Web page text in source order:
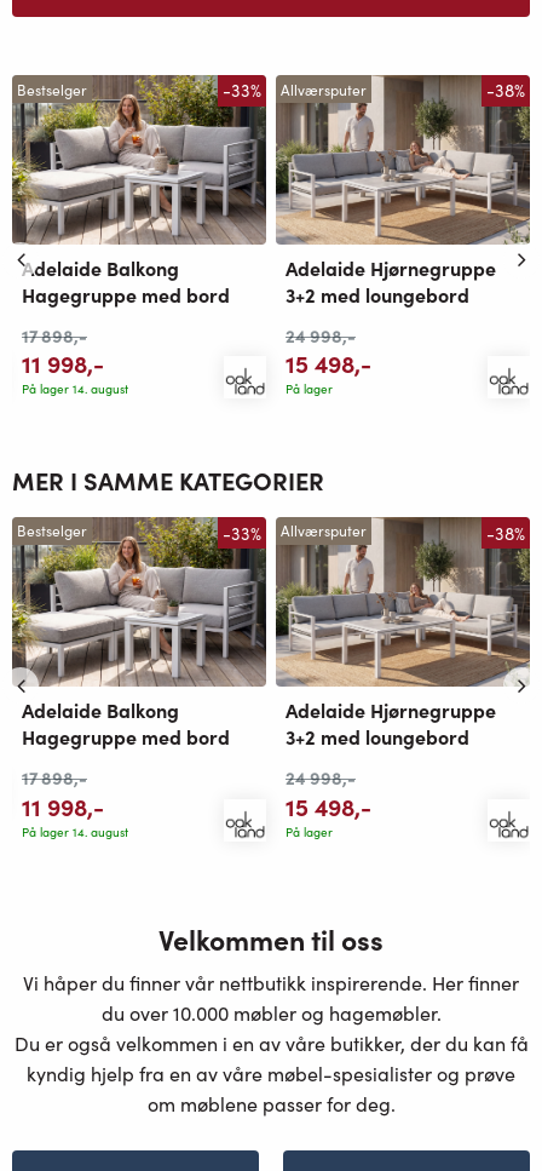
Bestselger -33%
Adelaide Balkong
Hagegruppe med bord
17 898,-
11 998,-
På lager 14. august
Allværsputer -38%
Adelaide Hjørnegruppe
3+2 med loungebord
24 998,-
15 498,-
På lager
MER I SAMME KATEGORIER
Bestselger -33%
Adelaide Balkong
Hagegruppe med bord
17 898,-
11 998,-
På lager 14. august
Allværsputer -38%
Adelaide Hjørnegruppe
3+2 med loungebord
24 998,-
15 498,-
På lager
Velkommen til oss
Vi håper du finner vår nettbutikk inspirerende. Her finner
du over 10.000 møbler og hagemøbler.
Du er også velkommen i en av våre butikker, der du kan få
kyndig hjelp fra en av våre møbel-spesialister og prøve
om møblene passer for deg.